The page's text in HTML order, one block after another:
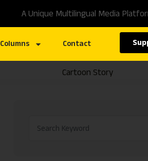
A Unique Multilingual Media
Columns Contact
Cartoon Story